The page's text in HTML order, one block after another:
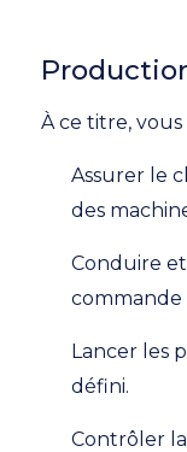
À ce titre, vous
Assurer le
des
Conduire
Lancer les
défini.
Contrôler